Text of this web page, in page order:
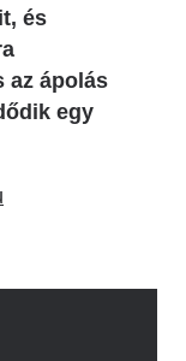
és
az ápolás
egy